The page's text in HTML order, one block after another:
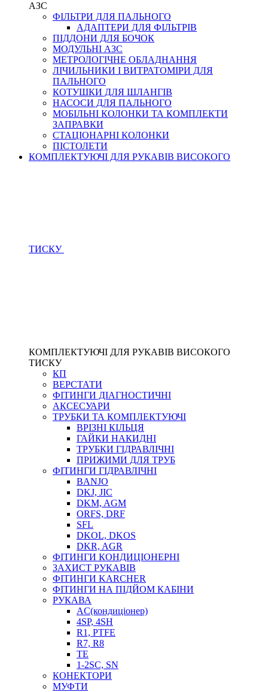
АЗС
ФІЛЬТРИ ДЛЯ ПАЛЬНОГО
АДАПТЕРИ ДЛЯ ФІЛЬТРІВ
ПІДДОНИ ДЛЯ БОЧОК
МОДУЛЬНІ АЗС
МЕТРОЛОГІЧНЕ ОБЛАДНАННЯ
ЛІЧИЛЬНИКИ І ВИТРАТОМІРИ ДЛЯ
ПАЛЬНОГО
КОТУШКИ ДЛЯ ШЛАНГІВ
НАСОСИ ДЛЯ ПАЛЬНОГО
МОБІЛЬНІ КОЛОНКИ ТА КОМПЛЕКТИ
ЗАПРАВКИ
СТАЦІОНАРНІ КОЛОНКИ
ПІСТОЛЕТИ
КОМПЛЕКТУЮЧІ ДЛЯ РУКАВІВ ВИСОКОГО
ТИСКУ
КОМПЛЕКТУЮЧІ ДЛЯ РУКАВІВ ВИСОКОГО
ТИСКУ
КП
ВЕРСТАТИ
ФІТИНГИ ДІАГНОСТИЧНІ
АКСЕСУАРИ
ТРУБКИ ТА КОМПЛЕКТУЮЧІ
ВРІЗНІ КІЛЬЦЯ
ГАЙКИ НАКИДНІ
ТРУБКИ ГІДРАВЛІЧНІ
ПРИЖИМИ ДЛЯ ТРУБ
ФІТИНГИ ГІДРАВЛІЧНІ
BANJO
DKJ, JIC
DKM, AGM
ORFS, DRF
SFL
DKOL, DKOS
DKR, AGR
ФІТИНГИ КОНДИЦІОНЕРНІ
ЗАХИСТ РУКАВІВ
ФІТИНГИ KARCHER
ФІТИНГИ НА ПІДЙОМ КАБІНИ
РУКАВА
AC(кондиціонер)
4SP, 4SH
R1, PTFE
R7, R8
TE
1-2SC, SN
КОНЕКТОРИ
МУФТИ